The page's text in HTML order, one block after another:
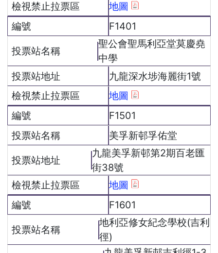
地圖
F1401
聖公會聖馬利亞堂莫慶堯
中學
九龍深水埗海麗街1號
地圖
F1501
美孚新邨孚佑堂
九龍美孚新邨第2期百老匯
街38號
地圖
F1601
地利亞修女紀念學校(吉利
徑)